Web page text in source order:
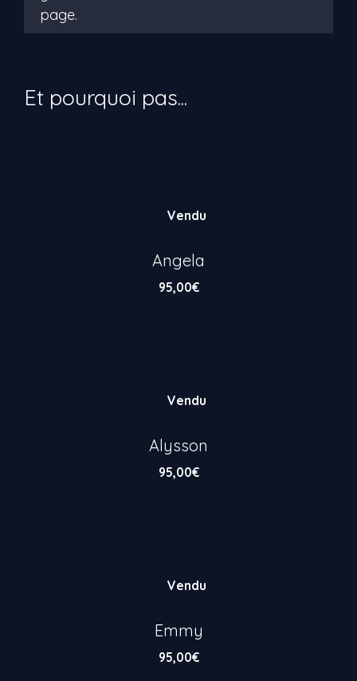
Vendu
Angela
95,00€
Vendu
Alysson
95,00€
Vendu
Emmy
95,00€